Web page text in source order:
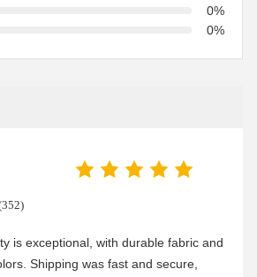
0%
0%
is exceptional, with durable fabric and
Shipping was fast and secure,